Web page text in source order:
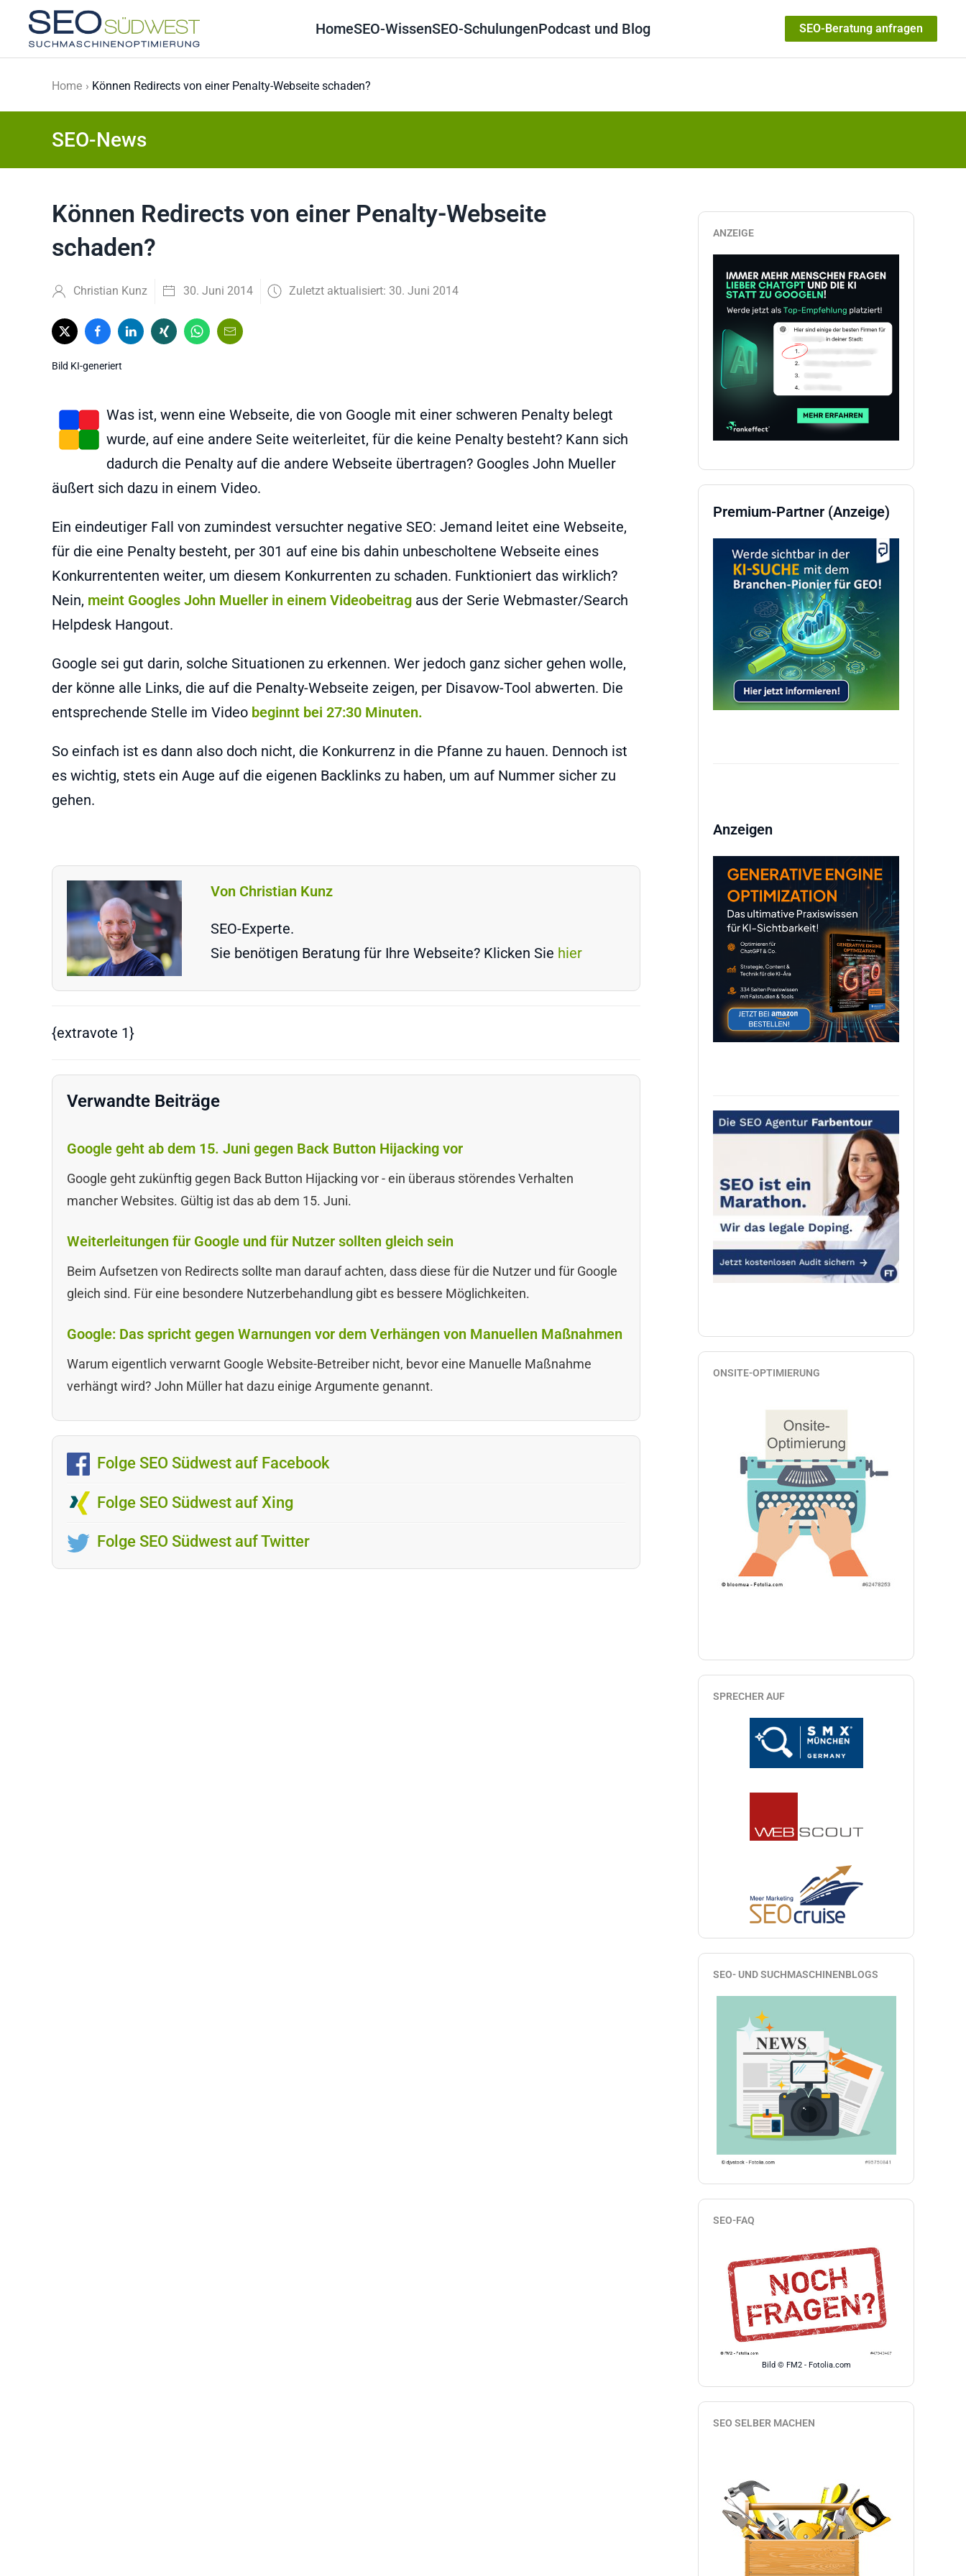
Skip to main content
HomeSEO-WissenSEO-SchulungenPodcast und Blog SEO-Beratung anfragen
Home Können Redirects von einer Penalty-Webseite schaden?
SEO-News
Können Redirects von einer Penalty-Webseite
schaden?
Christian Kunz 30. Juni 2014 Zuletzt aktualisiert: 30. Juni 2014
Bild KI-generiert
Was ist, wenn eine Webseite, die von Google mit einer schweren Penalty belegt
wurde, auf eine andere Seite weiterleitet, für die keine Penalty besteht? Kann sich
dadurch die Penalty auf die andere Webseite übertragen? Googles John Mueller
äußert sich dazu in einem Video.
Ein eindeutiger Fall von zumindest versuchter negative SEO: Jemand leitet eine Webseite,
für die eine Penalty besteht, per 301 auf eine bis dahin unbescholtene Webseite eines
Konkurrententen weiter, um diesem Konkurrenten zu schaden. Funktioniert das wirklich?
Nein, meint Googles John Mueller in einem Videobeitrag aus der Serie Webmaster/Search
Helpdesk Hangout.
Google sei gut darin, solche Situationen zu erkennen. Wer jedoch ganz sicher gehen wolle,
der könne alle Links, die auf die Penalty-Webseite zeigen, per Disavow-Tool abwerten. Die
entsprechende Stelle im Video beginnt bei 27:30 Minuten.
So einfach ist es dann also doch nicht, die Konkurrenz in die Pfanne zu hauen. Dennoch ist
es wichtig, stets ein Auge auf die eigenen Backlinks zu haben, um auf Nummer sicher zu
gehen.
Von Christian Kunz
SEO-Experte.
Sie benötigen Beratung für Ihre Webseite? Klicken Sie hier
{extravote 1}
Verwandte Beiträge
Google geht ab dem 15. Juni gegen Back Button Hijacking vor
Google geht zukünftig gegen Back Button Hijacking vor - ein überaus störendes Verhalten
mancher Websites. Gültig ist das ab dem 15. Juni.
Weiterleitungen für Google und für Nutzer sollten gleich sein
Beim Aufsetzen von Redirects sollte man darauf achten, dass diese für die Nutzer und für Google
gleich sind. Für eine besondere Nutzerbehandlung gibt es bessere Möglichkeiten.
Google: Das spricht gegen Warnungen vor dem Verhängen von Manuellen Maßnahmen
Warum eigentlich verwarnt Google Website-Betreiber nicht, bevor eine Manuelle Maßnahme
verhängt wird? John Müller hat dazu einige Argumente genannt.
Folge SEO Südwest auf Facebook
Folge SEO Südwest auf Xing
Folge SEO Südwest auf Twitter
ANZEIGE
Premium-Partner (Anzeige)
Anzeigen
ONSITE-OPTIMIERUNG
SPRECHER AUF
SEO- UND SUCHMASCHINENBLOGS
SEO-FAQ
Bild © FM2 - Fotolia.com
SEO SELBER MACHEN